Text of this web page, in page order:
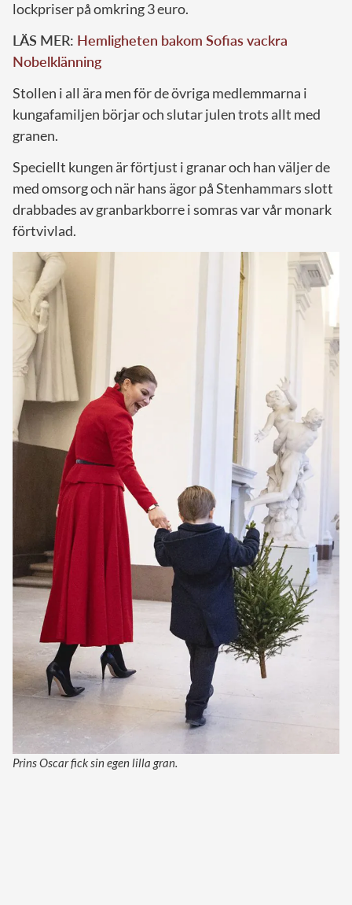
lockpriser på omkring 3 euro.
LÄS MER: Hemligheten bakom Sofias vackra
Nobelklänning
Stollen i all ära men för de övriga medlemmarna i
kungafamiljen börjar och slutar julen trots allt med
granen.
Speciellt kungen är förtjust i granar och han väljer de
med omsorg och när hans ägor på Stenhammars slott
drabbades av granbarkborre i somras var vår monark
förtvivlad.
Prins Oscar fick sin egen lilla gran.